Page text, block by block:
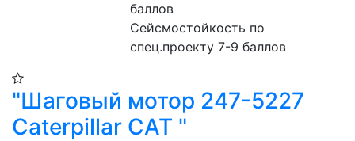
баллов
Сейсмостойкость по
спец.проекту 7-9 баллов
"Шаговый мотор 247-5227
Caterpillar CAT "